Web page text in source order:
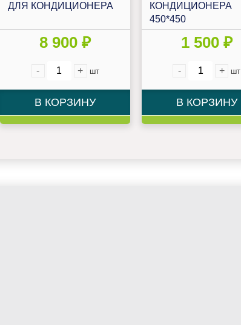
ДЛЯ КОНДИЦИОНЕРА
8 900 ₽
- + шт
В КОРЗИНУ
КОНДИЦИОНЕРА
450*450
1 500 ₽
- + шт
В КОРЗИНУ